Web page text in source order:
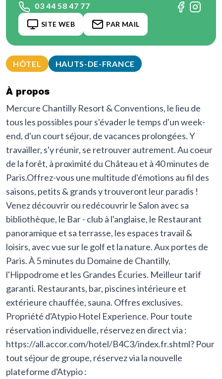
HÔTEL HAUTS-DE-FRANCE
À propos
Mercure Chantilly Resort & Conventions, le lieu de
tous les possibles pour s'évader le temps d'un week-
end, d'un court séjour, de vacances prolongées. Y
travailler, s'y réunir, se retrouver autrement. Au coeur
de la forêt, à proximité du Château et à 40 minutes de
Paris.Offrez-vous une multitude d'émotions au fil des
saisons, petits & grands y trouveront leur paradis !
Venez découvrir ou redécouvrir le Salon avec sa
bibliothèque, le Bar - club à l'anglaise, le Restaurant
panoramique et sa terrasse, les espaces travail &
loisirs, avec vue sur le golf et la nature. Aux portes de
Paris. À 5 minutes du Domaine de Chantilly,
l'Hippodrome et les Grandes Écuries. Meilleur tarif
garanti. Restaurants, bar, piscines intérieure et
extérieure chauffée, sauna. Offres exclusives.
Propriété d'Atypio Hotel Experience. Pour toute
réservation individuelle, réservez en direct via :
https://all.accor.com/hotel/B4C3/index.fr.shtml? Pour
tout séjour de groupe, réservez via la nouvelle
plateforme d'Atypio :
03 44 58 47 77
SITE WEB PAR MAIL